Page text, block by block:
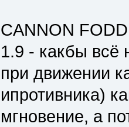
CANNON
1.9 - какбы всё
при движении
ипротивника)
мгновение, а